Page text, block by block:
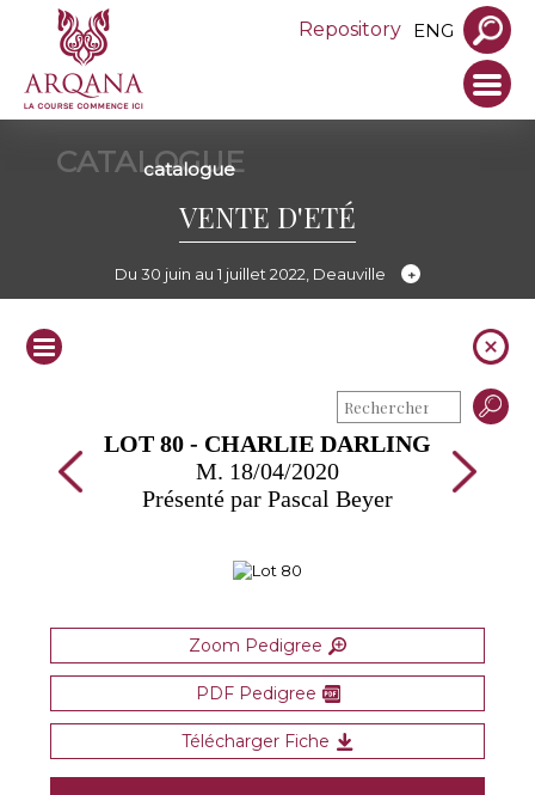
Repository ENG
CATALOGUE
catalogue
VENTE D'ETÉ
Du 30 juin au 1 juillet 2022, Deauville
LOT 80 - CHARLIE DARLING
M. 18/04/2020
Présenté par Pascal Beyer
Zoom Pedigree
PDF Pedigree
Télécharger Fiche